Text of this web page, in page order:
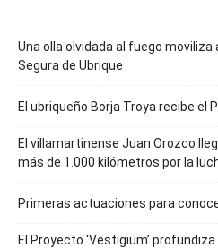
Una olla olvidada al fuego
Segura de Ubrique
El ubriqueño Borja Troya recibe el
El villamartinense Juan Orozco
más de 1.000 kilómetros por la
Primeras actuaciones para
El Proyecto ‘Vestigium’